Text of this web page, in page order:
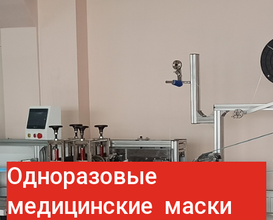
Одноразовые
медицинские маски